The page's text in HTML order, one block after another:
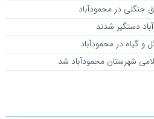
دستگیر شدند
شهرستان محمودآباد شد